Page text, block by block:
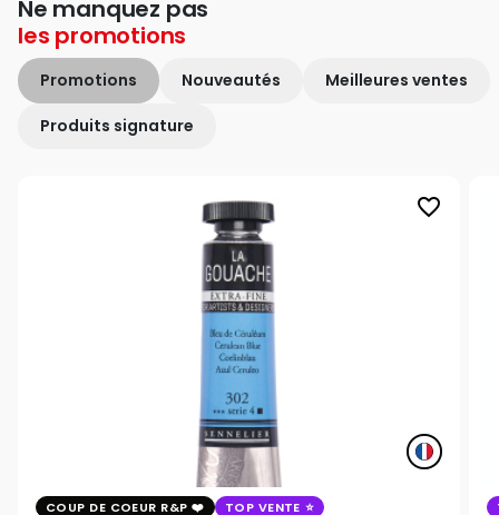
Ne manquez pas
les promotions
Promotions Nouveautés Meilleures ventes
Produits signature
favorite_border
COUP DE COEUR R&P TOP VENTE